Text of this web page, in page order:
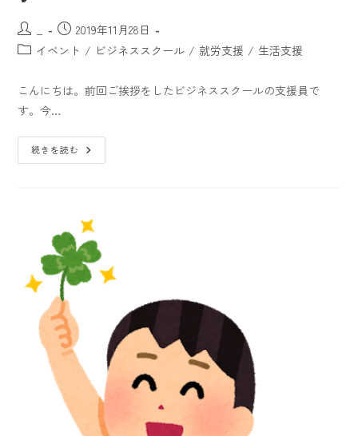
2019年11月28日
イベント / ビジネススクール / 就労支援 / 生活支援
こんにちは。前回ご挨拶をしたビジネススクールの支援員で
す。今…
続きを読む